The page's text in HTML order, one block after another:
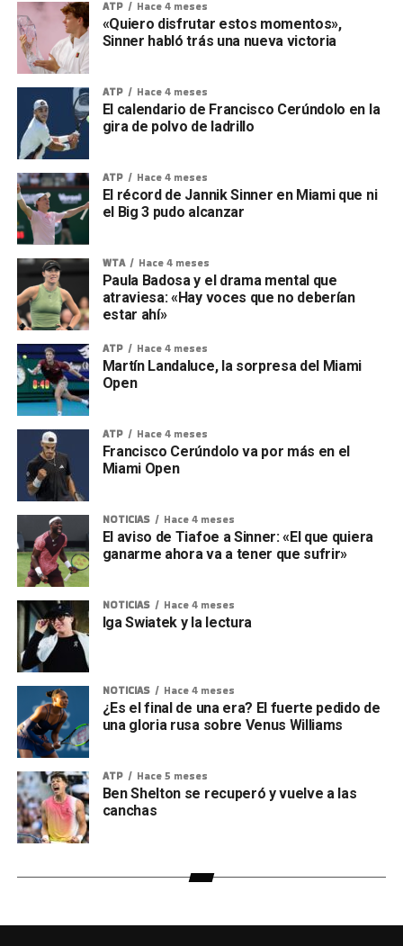
ATP Hace 4 meses
«Quiero disfrutar estos momentos»,
Sinner habló trás una nueva victoria
ATP Hace 4 meses
El calendario de Francisco Cerúndolo en la
gira de polvo de ladrillo
ATP Hace 4 meses
El récord de Jannik Sinner en Miami que ni
el Big 3 pudo alcanzar
WTA Hace 4 meses
Paula Badosa y el drama mental que
atraviesa: «Hay voces que no deberían
estar ahí»
ATP Hace 4 meses
Martín Landaluce, la sorpresa del Miami
Open
ATP Hace 4 meses
Francisco Cerúndolo va por más en el
Miami Open
NOTICIAS Hace 4 meses
El aviso de Tiafoe a Sinner: «El que quiera
ganarme ahora va a tener que sufrir»
NOTICIAS Hace 4 meses
Iga Swiatek y la lectura
NOTICIAS Hace 4 meses
¿Es el final de una era? El fuerte pedido de
una gloria rusa sobre Venus Williams
ATP Hace 5 meses
Ben Shelton se recuperó y vuelve a las
canchas